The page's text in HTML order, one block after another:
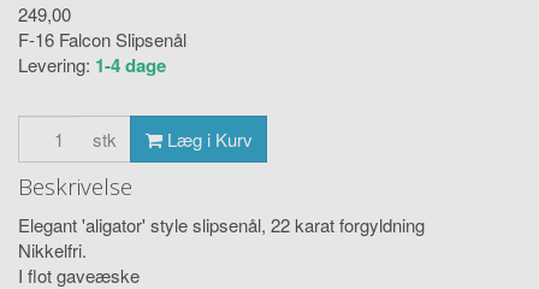
249,00
F-16 Falcon Slipsenål
Levering: 1-4 dage
stk Læg i Kurv
Beskrivelse
Elegant 'aligator' style slipsenål, 22 karat forgyldning
Nikkelfri.
I flot gaveæske